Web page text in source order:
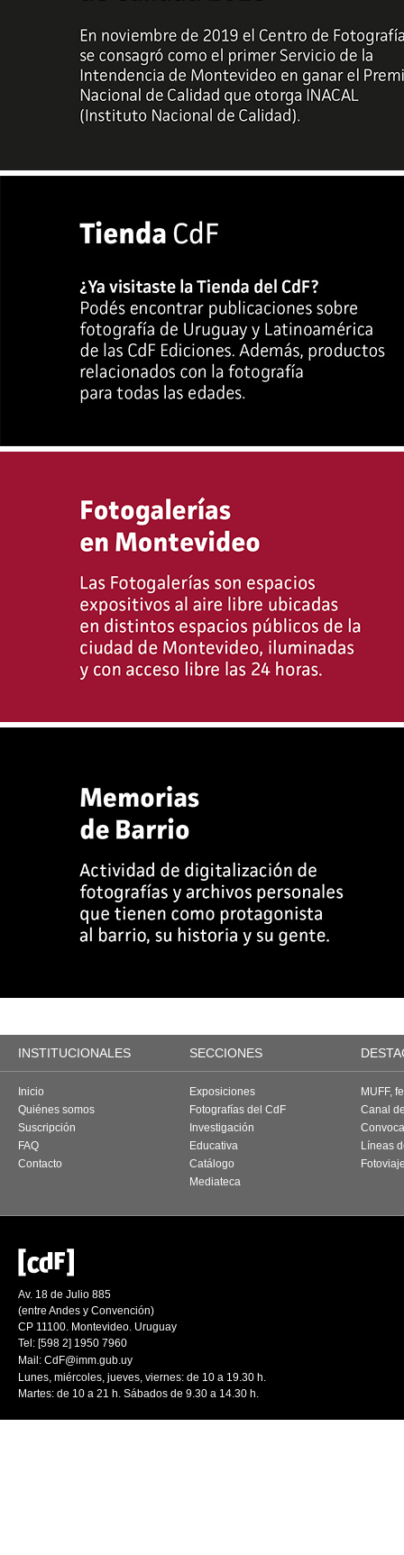
INSTITUCIONALES SECCIONES
Inicio
Quiénes somos
Suscripción
FAQ
Contacto
Exposiciones
Fotografías del CdF
Investigación
Educativa
Catálogo
Mediateca
MUFF,
Canal
Líneas
Av. 18 de Julio 885
(entre Andes y Convención)
CP 11100. Montevideo. Uruguay
Tel: [598 2] 1950 7960
Mail: CdF@imm.gub.uy
Lunes, miércoles, jueves, viernes: de 10 a 19.30 h.
Martes: de 10 a 21 h. Sábados de 9.30 a 14.30 h.